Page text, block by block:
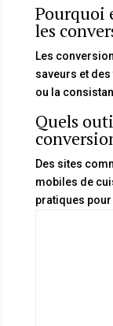
Pourquoi
les
Les
saveurs et
ou la
Quels
Des sites
mobiles de
pratiques